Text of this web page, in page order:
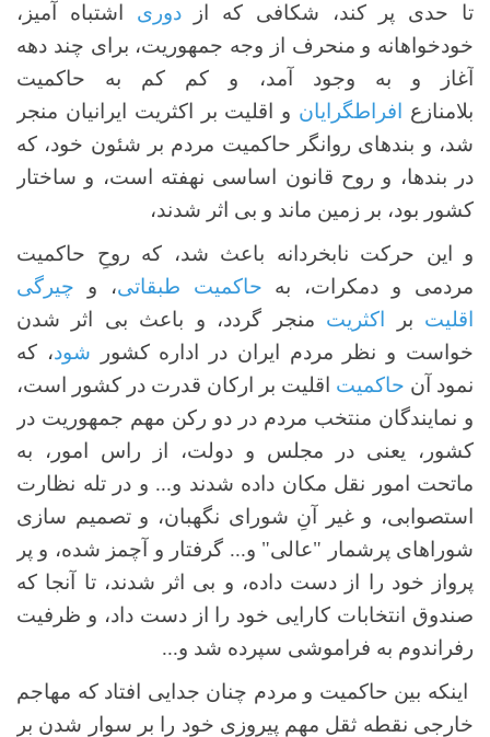
تا حدی پر کند، شکافی که ازدوری اشتباه آمیز،
خودخواهانه و منحرف از وجه جمهوریت، برای چند دهه
آغاز و به وجود آمد، و کم کم به حاکمیت
بلامنازع
افراطگرایان و اقلیت بر اکثریت ایرانیان منجر
شد، و بندهای روانگر حاکمیت مردم بر شئون خود، که
در بندها، و روح قانون اساسی نهفته است، و ساختار
کشور بود، بر زمین ماند و بی اثر شدند،
و این حرکت نابخردانه باعث شد، که روحِ حاکمیت
مردمی و دمکرات، به حاکمیت طبقاتی، و چیرگی
اقلیت بر اکثریت منجر گردد، و باعث بی اثر شدن
خواست و نظر مردم ایران در اداره کشور شود، که
نمود آن حاکمیت اقلیت بر ارکان قدرت در کشور است،
و نمایندگان منتخب مردم در دو رکن مهم جمهوریت در
کشور، یعنی در مجلس و دولت، از راس امور، به
ماتحت امور نقل مکان داده شدند و... و در تله نظارت
استصوابی، و غیر آنِ شورای نگهبان، و تصمیم سازی
شوراهای پرشمار "عالی" و... گرفتار و آچمز شده، و پر
پرواز خود را از دست داده، و بی اثر شدند، تا آنجا که
صندوق انتخابات کارایی خود را از دست داد، و ظرفیت
رفراندوم به فراموشی سپرده شد و...
اینکه بین حاکمیت و مردم چنان جدایی افتاد که مهاجم
خارجی نقطه ثقل مهم پیروزی خود را بر سوار شدن بر